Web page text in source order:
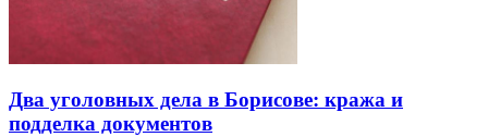
Два уголовных дела в Борисове: кража и
подделка документов